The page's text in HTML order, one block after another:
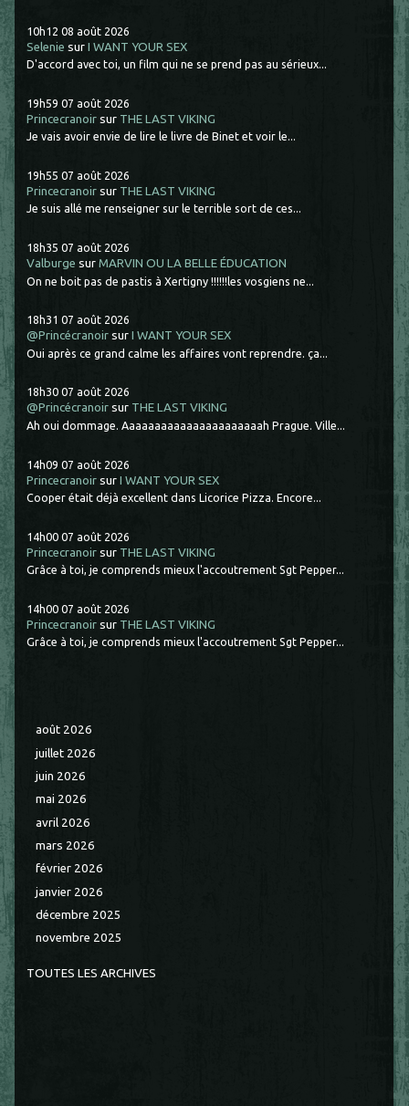
10h12 08 août 2026
Selenie surI WANT YOUR SEX
D'accord avec toi, un film qui ne se prend pas au sérieux...
19h59 07 août 2026
Princecranoir sur THE LAST VIKING
Je vais avoir envie de lire le livre de Binet et voir le...
19h55 07 août 2026
Princecranoir sur THE LAST VIKING
Je suis allé me renseigner sur le terrible sort de ces...
18h35 07 août 2026
Valburge surMARVIN OU LA BELLE ÉDUCATION
On ne boit pas de pastis à Xertigny !!!!!!les vosgiens ne...
18h31 07 août 2026
@Princécranoir surI WANT YOUR SEX
Oui après ce grand calme les affaires vont reprendre. ça...
18h30 07 août 2026
@Princécranoir sur THE LAST VIKING
Ah oui dommage. Aaaaaaaaaaaaaaaaaaaaaah Prague. Ville...
14h09 07 août 2026
Princecranoir surI WANT YOUR SEX
Cooper était déjà excellent dans Licorice Pizza. Encore...
14h00 07 août 2026
Princecranoir sur THE LAST VIKING
Grâce à toi, je comprends mieux l'accoutrement Sgt Pepper...
14h00 07 août 2026
Princecranoir sur THE LAST VIKING
Grâce à toi, je comprends mieux l'accoutrement Sgt Pepper...
août 2026
juillet 2026
juin 2026
mai 2026
avril 2026
mars 2026
février 2026
janvier 2026
décembre 2025
novembre 2025
TOUTES LES ARCHIVES